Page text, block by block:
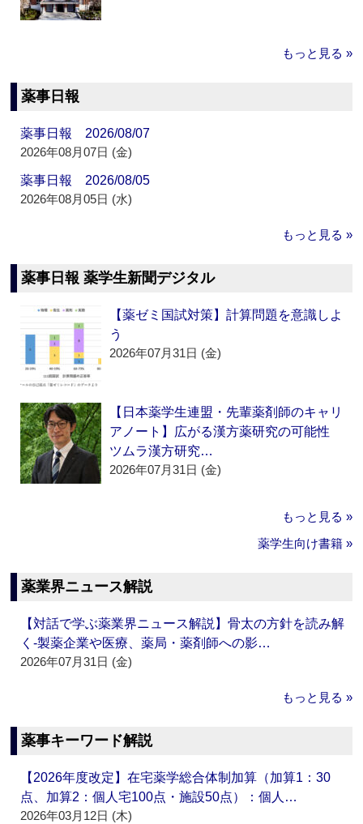
もっと見る »
薬事日報
薬事日報 2026/08/07
2026年08月07日 (金)
薬事日報 2026/08/05
2026年08月05日 (水)
もっと見る »
薬事日報 薬学生新聞デジタル
【薬ゼミ国試対策】計算問題を意識しよ
う
2026年07月31日 (金)
【日本薬学生連盟・先輩薬剤師のキャリ
アノート】広がる漢方薬研究の可能性
ツムラ漢方研究…
2026年07月31日 (金)
もっと見る »
薬学生向け書籍 »
薬業界ニュース解説
【対話で学ぶ薬業界ニュース解説】骨太の方針を読み解
く‐製薬企業や医療、薬局・薬剤師への影…
2026年07月31日 (金)
もっと見る »
薬事キーワード解説
【2026年度改定】在宅薬学総合体制加算（加算1：30
点、加算2：個人宅100点・施設50点）：個人…
2026年03月12日 (木)